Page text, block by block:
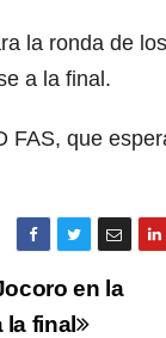
la ronda de los
a la final.
FAS, que
en la
la final